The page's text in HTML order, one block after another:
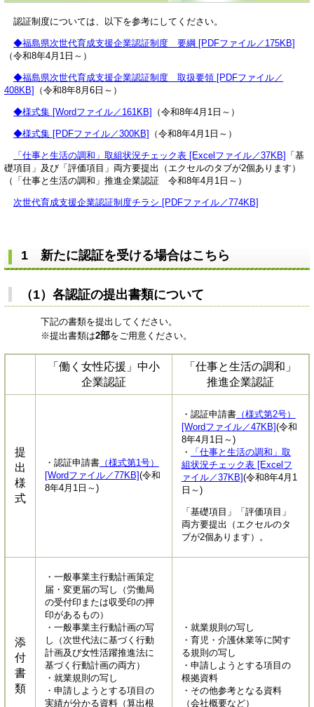
認証制度については、以下を参考にしてください。
◆福島県次世代育成支援企業認証制度 要綱 [PDFファイル／175KB]
（令和8年4月1日～）
◆福島県次世代育成支援企業認証制度 取扱要領 [PDFファイル／
408KB]
（令和8年8月6日～）
◆様式集 [Wordファイル／161KB] （令和8年4月1日～）​
◆様式集 [PDFファイル／300KB] （令和8年4月1日～）​​
「仕事と生活の調和」取組状況チェック表 [Excelファイル／37KB] 「基
礎項目」及び「評価項目」両方要提出（エクセルのタブが2個あります）
（「仕事と生活の調和」推進企業認証 令和8年4月1日～）
次世代育成支援企業認証制度チラシ [PDFファイル／774KB]
1 新たに認証を受ける場合はこちら
（1）各認証の提出書類について
下記の書類を提出してください。
※提出書類は2部をご用意ください。
「働く女性応援」中小
企業認証
「仕事と生活の調和」
推進企業認証
提
出
様
式
・認証申請書（様式第1号）
[Wordファイル／77KB](令和
8年4月1日～)
・認証申請書（様式第2号）
[Wordファイル／47KB](令和
8年4月1日～)​
・
「仕事と生活の調和」取
組状況チェック表 [Excelフ
ァイル／37KB](令和8年4月1
日～)​
「基礎項目」「評価項目」
両方要提出（エクセルのタ
ブが2個あります）。
添
付
書
類
・一般事業主行動計画策定
届・変更届の写し（労働局
の受付印または収受印の押
印があるもの）
・一般事業主行動計画の写
し（次世代法に基づく行動
計画及び女性活躍推進法に
基づく行動計画の両方）
・就業規則の写し
・申請しようとする項目の
実績が分かる資料（算出根
・就業規則の写し
・育児・介護休業等に関す
る規則の写し
・申請しようとする項目の
根拠資料
・その他参考となる資料
（会社概要など）